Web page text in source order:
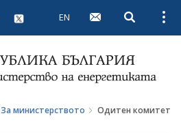
EN Open
За министерството Одитен комитет